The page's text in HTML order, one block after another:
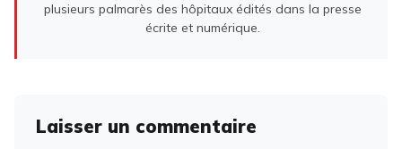
plusieurs palmarès des hôpitaux édités dans la presse
écrite et numérique.
Laisser un commentaire